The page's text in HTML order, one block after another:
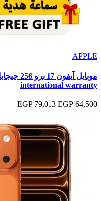
APPLE
international warranty
64,500 EGP
79,013 EGP